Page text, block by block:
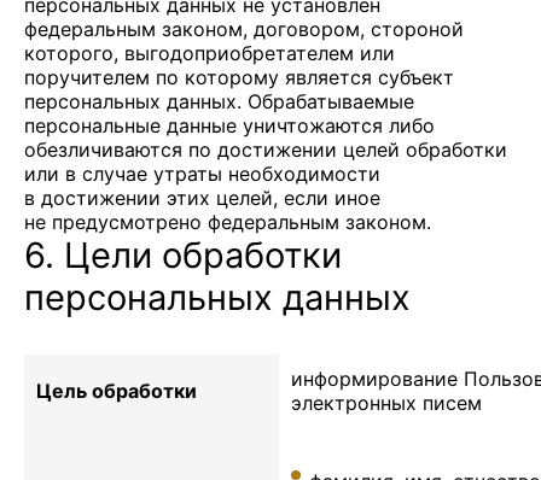
персональных данных не установлен
федеральным законом, договором, стороной
которого, выгодоприобретателем или
поручителем по которому является субъект
персональных данных. Обрабатываемые
персональные данные уничтожаются либо
обезличиваются по достижении целей обработки
или в случае утраты необходимости
в достижении этих целей, если иное
не предусмотрено федеральным законом.
6. Цели обработки
персональных данных
Цель обработки
информирование
электронных писем